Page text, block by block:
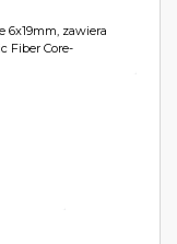
6x19mm, zawiera
Fiber Core-